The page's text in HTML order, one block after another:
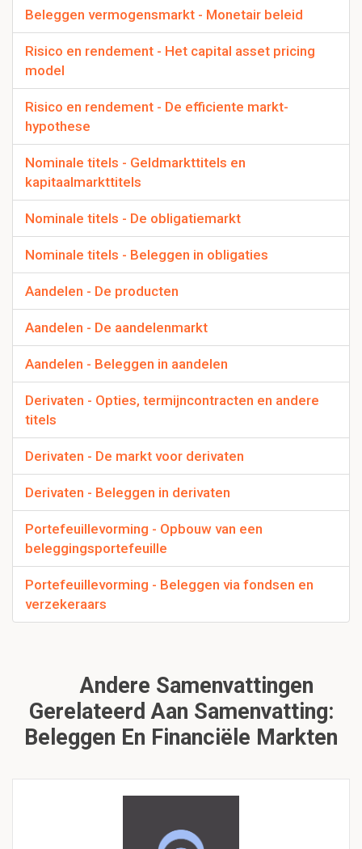
Beleggen vermogensmarkt - Monetair beleid
Risico en rendement - Het capital asset pricing
model
Risico en rendement - De efficiente markt-
hypothese
Nominale titels - Geldmarkttitels en
kapitaalmarkttitels
Nominale titels - De obligatiemarkt
Nominale titels - Beleggen in obligaties
Aandelen - De producten
Aandelen - De aandelenmarkt
Aandelen - Beleggen in aandelen
Derivaten - Opties, termijncontracten en andere
titels
Derivaten - De markt voor derivaten
Derivaten - Beleggen in derivaten
Portefeuillevorming - Opbouw van een
beleggingsportefeuille
Portefeuillevorming - Beleggen via fondsen en
verzekeraars
Andere Samenvattingen
Gerelateerd Aan Samenvatting:
Beleggen En Financiële Markten